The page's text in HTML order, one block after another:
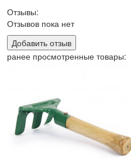
Отзывы:
Отзывов пока нет
Добавить отзыв
ранее просмотренные товары: